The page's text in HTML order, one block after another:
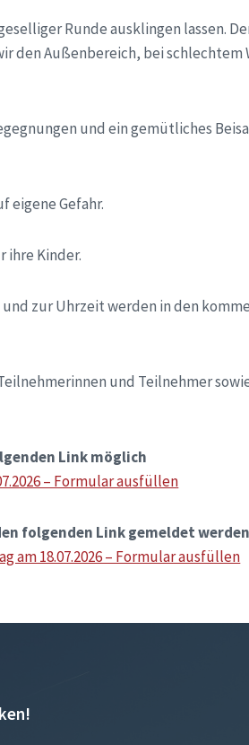
Runde ausklingen lassen.
den Außenbereich, bei schlechtem
und ein gemütliches
eigene Gefahr.
ihre Kinder.
zur Uhrzeit werden in den
und Teilnehmer
Link möglich
– Formular ausfüllen
folgenden Link gemeldet
am 18.07.2026 – Formular ausfüllen